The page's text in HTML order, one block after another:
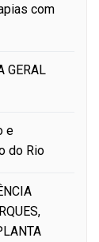
com
GERAL
e
do Rio